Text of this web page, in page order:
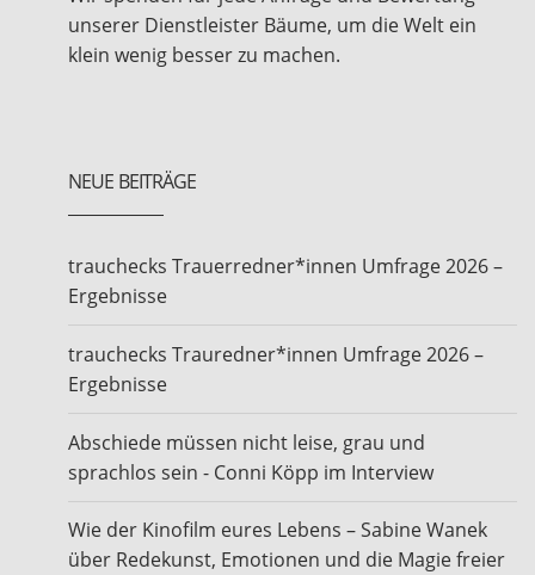
unserer Dienstleister Bäume, um die Welt ein
klein wenig besser zu machen.
NEUE BEITRÄGE
trauchecks Trauerredner*innen Umfrage 2026 –
Ergebnisse
trauchecks Trauredner*innen Umfrage 2026 –
Ergebnisse
Abschiede müssen nicht leise, grau und
sprachlos sein - Conni Köpp im Interview
Wie der Kinofilm eures Lebens – Sabine Wanek
über Redekunst, Emotionen und die Magie freier